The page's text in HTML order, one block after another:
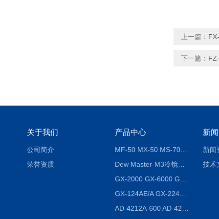
上一篇：
下一篇：
关于我们
公司简介
荣誉资质
产品中心
MF-50 MX-50 MS-70卤素水分测定仪 红外线水分仪
Dew Master-M3冷镜式露点仪
GX-124AE/A GX-224AE/A分析天平
新
新闻
技术